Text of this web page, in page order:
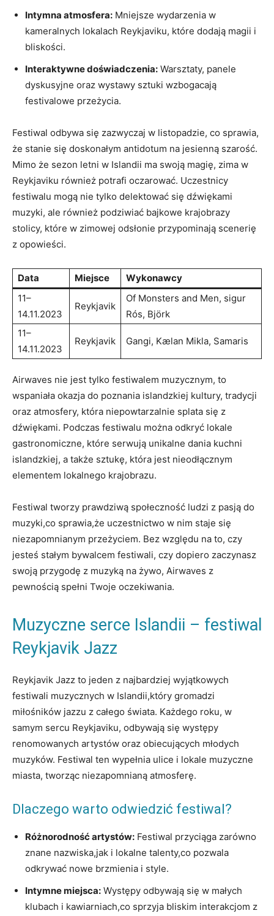
Intymna atmosfera: ⁢Mniejsze wydarzenia w‍
kameralnych lokalach Reykjaviku,‍ które dodają‍ magii ‍i
bliskości.
Interaktywne doświadczenia: Warsztaty, panele
dyskusyjne ‍oraz ‍wystawy​ sztuki ​wzbogacają
festivalowe przeżycia.
Festiwal odbywa się zazwyczaj w listopadzie, co sprawia,‌
że stanie się doskonałym antidotum na jesienną szarość.
Mimo że sezon letni w Islandii ma swoją magię, zima ⁤w‌
Reykjaviku również potrafi oczarować. Uczestnicy
festiwalu mogą nie tylko delektować się ⁣dźwiękami
muzyki, ale również podziwiać bajkowe ‌krajobrazy
stolicy, które w zimowej odsłonie przypominają scenerię
z opowieści.
Data Miejsce
Wykonawcy
11–
14.11.2023
Reykjavik
Of Monsters and Men, sigur
Rós,‍ Björk
11–
14.11.2023
Reykjavik Gangi, Kælan Mikla, Samaris
Airwaves​ nie jest tylko festiwalem muzycznym, to
wspaniała ⁤okazja do‌ poznania ⁤islandzkiej kultury, tradycji‌
oraz atmosfery, która niepowtarzalnie splata się z
dźwiękami. Podczas‍ festiwalu można odkryć lokale
gastronomiczne, które serwują ⁤unikalne dania​ kuchni
islandzkiej, a także sztukę, która jest nieodłącznym
elementem lokalnego krajobrazu.
Festiwal tworzy ⁢prawdziwą społeczność⁢ ludzi z pasją do
muzyki,co sprawia,że uczestnictwo w nim staje się
niezapomnianym przeżyciem. Bez względu na to, czy
jesteś stałym bywalcem festiwali, czy dopiero⁢ zaczynasz
swoją przygodę z muzyką na żywo, Airwaves z
pewnością spełni Twoje oczekiwania.
Muzyczne serce Islandii – festiwal
Reykjavik Jazz
Reykjavik Jazz to jeden‌ z najbardziej wyjątkowych
festiwali muzycznych w Islandii,który gromadzi
miłośników jazzu ‌z całego świata. Każdego roku, w
samym sercu Reykjaviku, odbywają się występy
renomowanych artystów oraz obiecujących młodych
muzyków. Festiwal ten ‌wypełnia ulice i lokale ⁤muzyczne‍
miasta,‍ tworząc niezapomnianą atmosferę.
Dlaczego warto odwiedzić festiwal?
Różnorodność artystów: Festiwal przyciąga zarówno
znane nazwiska,jak i lokalne talenty,co ‍pozwala
odkrywać nowe brzmienia i style.
Intymne miejsca: Występy odbywają się w małych
klubach‌ i kawiarniach,co sprzyja bliskim interakcjom z